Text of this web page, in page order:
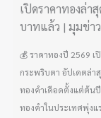
เปิดราคาทองล่
บาทแล้ว | มุมข่าว
💰 ราคาทองปี 2569
กระพริบตา อัปเดตล่า
ทองคำเดือดตั้งแต่ต้นปี
ทองคำในประเทศพุ่ง